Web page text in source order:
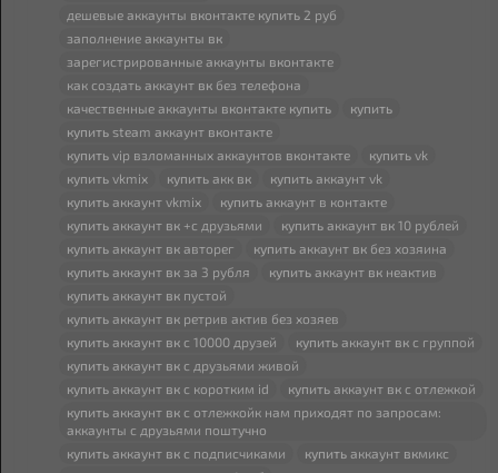
дешевые аккаунты вконтакте купить 2 руб
заполнение аккаунты вк
зарегистрированные аккаунты вконтакте
как создать аккаунт вк без телефона
качественные аккаунты вконтакте купить
купить
купить steam аккаунт вконтакте
купить vip взломанных аккаунтов вконтакте купить vk
купить vkmix купить акк вк купить аккаунт vk
купить аккаунт vkmix купить аккаунт в контакте
купить аккаунт вк +с друзьями купить аккаунт вк 10 рублей
купить аккаунт вк авторег купить аккаунт вк без хозяина
купить аккаунт вк за 3 рубля купить аккаунт вк неактив
купить аккаунт вк пустой
купить аккаунт вк ретрив актив без хозяев
купить аккаунт вк с 10000 друзей купить аккаунт вк с группой
купить аккаунт вк с друзьями живой
купить аккаунт вк с коротким id купить аккаунт вк с отлежкой
купить аккаунт вк с отлежкойк нам приходят по запросам:
аккаунты с друзьями поштучно
купить аккаунт вк с подписчиками купить аккаунт вкмикс